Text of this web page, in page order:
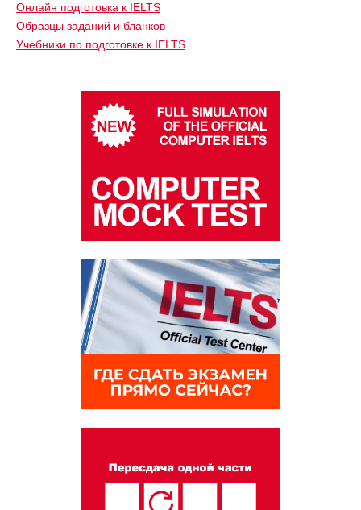
Онлайн подготовка к IELTS
Образцы заданий и бланков
Учебники по подготовке к IELTS